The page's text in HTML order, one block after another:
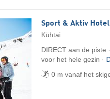
Sport & Aktiv
Kühtai
DIRECT aan de piste
voor het hele gezin ·
0 m vanaf het